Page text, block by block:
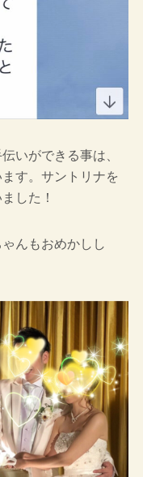
いができる事は、
す。サントリナを
した！
んもおめかしし